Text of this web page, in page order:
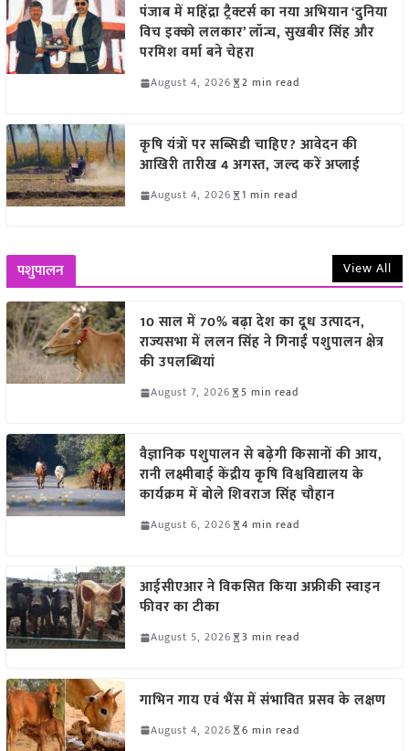
पंजाब में महिंद्रा ट्रैक्टर्स का नया अभियान ‘दुनिया
विच इक्को ललकार’ लॉन्च, सुखबीर सिंह और
परमिश वर्मा बने चेहरा
August 4, 2026 2 min read
कृषि यंत्रों पर सब्सिडी चाहिए? आवेदन की
आखिरी तारीख 4 अगस्त, जल्द करें अप्लाई
August 4, 2026 1 min read
पशुपालन View All
10 साल में 70% बढ़ा देश का दूध उत्पादन,
राज्यसभा में ललन सिंह ने गिनाईं पशुपालन क्षेत्र
की उपलब्धियां
August 7, 2026 5 min read
वैज्ञानिक पशुपालन से बढ़ेगी किसानों की आय,
रानी लक्ष्मीबाई केंद्रीय कृषि विश्वविद्यालय के
कार्यक्रम में बोले शिवराज सिंह चौहान
August 6, 2026 4 min read
आईसीएआर ने विकसित किया अफ्रीकी स्वाइन
फीवर का टीका
August 5, 2026 3 min read
गाभिन गाय एवं भैंस में संभावित प्रसव के लक्षण
August 4, 2026 6 min read